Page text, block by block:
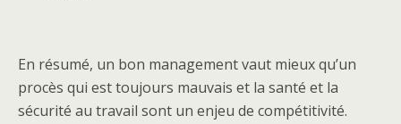
En résumé, un bon management vaut mieux qu’un
procès qui est toujours mauvais et la santé et la
sécurité au travail sont un enjeu de compétitivité.